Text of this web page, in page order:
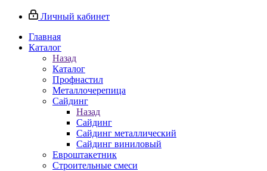
Личный кабинет
Главная
Каталог
Назад
Каталог
Профнастил
Металлочерепица
Сайдинг
Назад
Сайдинг
Сайдинг металлический
Сайдинг виниловый
Евроштакетник
Строительные смеси